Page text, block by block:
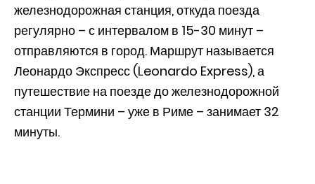
железнодорожная станция, откуда поезда
регулярно – с интервалом в 15-30 минут –
отправляются в город. Маршрут называется
Леонардо Экспресс (Leonardo Express), а
путешествие на поезде до железнодорожной
станции Термини – уже в Риме – занимает 32
минуты.